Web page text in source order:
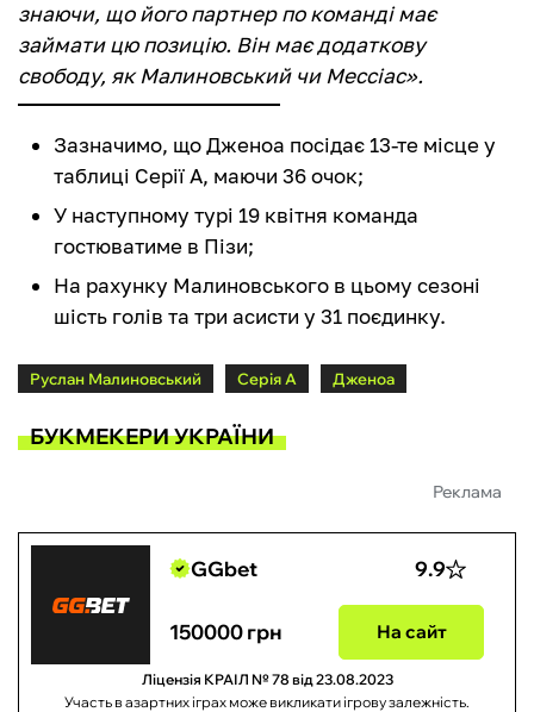
знаючи, що його партнер по команді має
займати цю позицію. Він має додаткову
свободу, як Малиновський чи Мессіас».
Зазначимо, що Дженоа посідає 13-те місце у
таблиці Серії А, маючи 36 очок;
У наступному турі 19 квітня команда
гостюватиме в Пізи;
На рахунку Малиновського в цьому сезоні
шість голів та три асисти у 31 поєдинку.
Руслан Малиновський Серія А Дженоа
БУКМЕКЕРИ УКРАЇНИ
Реклама
GGbet 9.9
150000 грн На сайт
Ліцензія КРАІЛ № 78 від 23.08.2023
Участь в азартних іграх може викликати ігрову залежність.